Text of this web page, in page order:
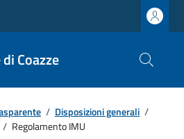
Coazze
/ Disposizioni generali /
/ Regolamento IMU